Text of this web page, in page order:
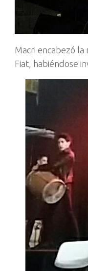
Macri encabezó
Fiat, habiéndose